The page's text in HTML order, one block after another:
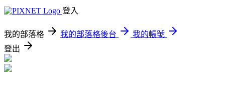
登入
我的部落格 我的部落格後台
我的帳號
登出